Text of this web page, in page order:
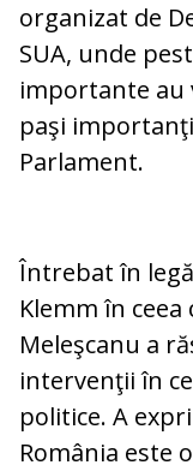
organizat de
SUA, unde
importante au
paşi
Parlament.
Întrebat în
Klemm în
Meleşcanu a
intervenţii în
politice. A
România este